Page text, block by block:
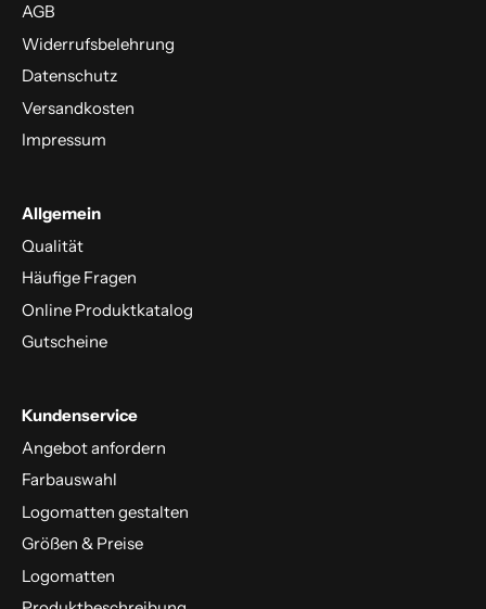
AGB
Widerrufsbelehrung
Datenschutz
Versandkosten
Impressum
Allgemein
Qualität
Häufige Fragen
Online Produktkatalog
Gutscheine
Kundenservice
Angebot anfordern
Farbauswahl
Logomatten gestalten
Größen & Preise
Logomatten